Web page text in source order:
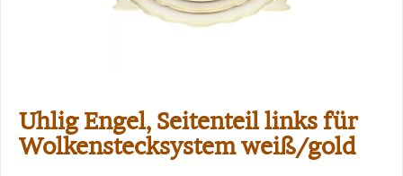
Uhlig Engel, Seitenteil links für
Wolkenstecksystem weiß/gold